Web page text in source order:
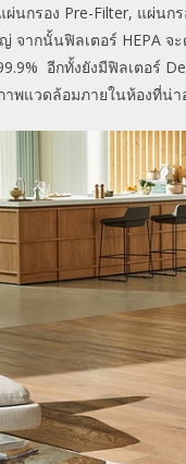
นกรอง Pre-Filter, แผ่นกร
จากนั้นฟิลเตอร์ HEPA จ
อีกทั้งยังมีฟิลเตอร์
พแวดล้อมภายในห้องที่น่